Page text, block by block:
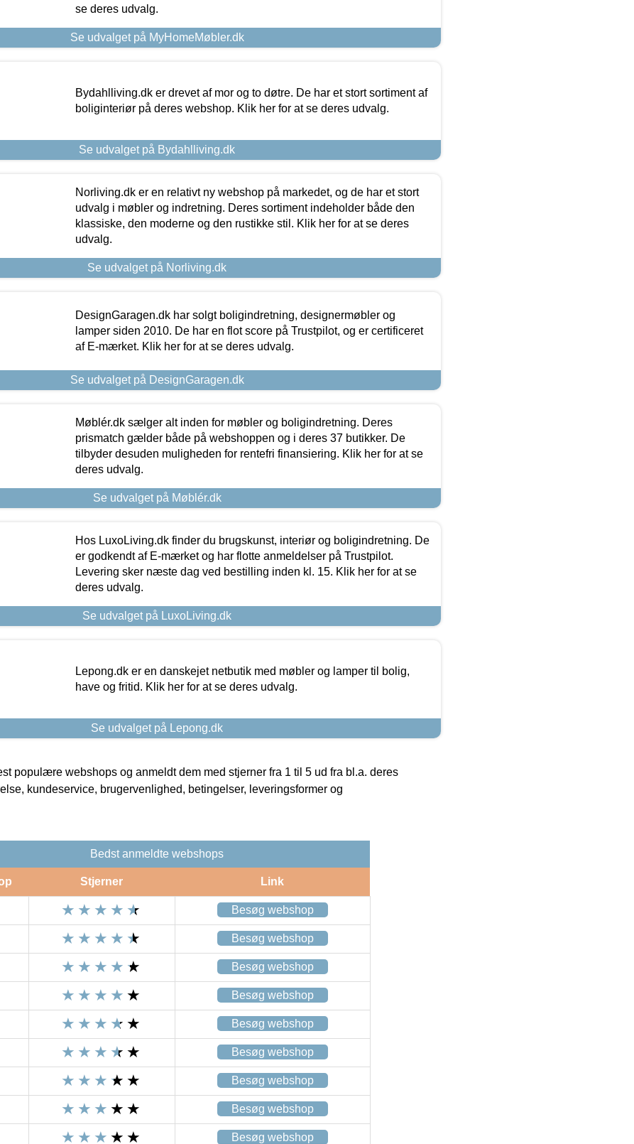
se deres udvalg.
Se udvalget på MyHomeMøbler.dk
Bydahlliving.dk er drevet af mor og to døtre. De har et stort sortiment af
boliginteriør på deres webshop. Klik her for at se deres udvalg.
Se udvalget på Bydahlliving.dk
Norliving.dk er en relativt ny webshop på markedet, og de har et stort
udvalg i møbler og indretning. Deres sortiment indeholder både den
klassiske, den moderne og den rustikke stil. Klik her for at se deres
udvalg.
Se udvalget på Norliving.dk
DesignGaragen.dk har solgt boligindretning, designermøbler og
lamper siden 2010. De har en flot score på Trustpilot, og er certificeret
af E-mærket. Klik her for at se deres udvalg.
Se udvalget på DesignGaragen.dk
Møblér.dk sælger alt inden for møbler og boligindretning. Deres
prismatch gælder både på webshoppen og i deres 37 butikker. De
tilbyder desuden muligheden for rentefri finansiering. Klik her for at se
deres udvalg.
Se udvalget på Møblér.dk
Hos LuxoLiving.dk finder du brugskunst, interiør og boligindretning. De
er godkendt af E-mærket og har flotte anmeldelser på Trustpilot.
Levering sker næste dag ved bestilling inden kl. 15. Klik her for at se
deres udvalg.
Se udvalget på LuxoLiving.dk
Lepong.dk er en danskejet netbutik med møbler og lamper til bolig,
have og fritid. Klik her for at se deres udvalg.
Se udvalget på Lepong.dk
populære webshops og anmeldt dem med stjerner fra 1 til 5 ud fra bl.a. deres
kundeservice, brugervenlighed, betingelser, leveringsformer og
Bedst anmeldte webshops
Stjerner Link
Besøg webshop
Besøg webshop
Besøg webshop
Besøg webshop
Besøg webshop
Besøg webshop
Besøg webshop
Besøg webshop
Besøg webshop